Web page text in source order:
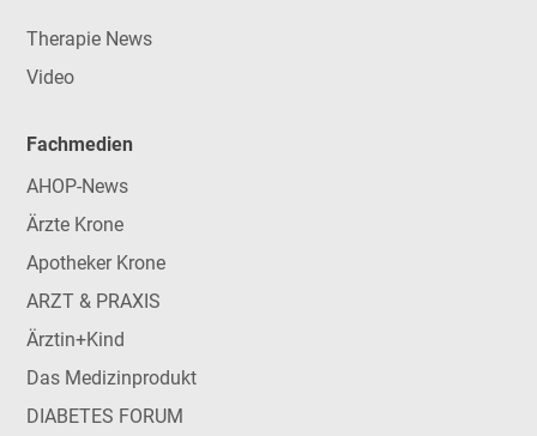
Therapie News
Video
Fachmedien
AHOP-News
Ärzte Krone
Apotheker Krone
ARZT & PRAXIS
Ärztin+Kind
Das Medizinprodukt
DIABETES FORUM